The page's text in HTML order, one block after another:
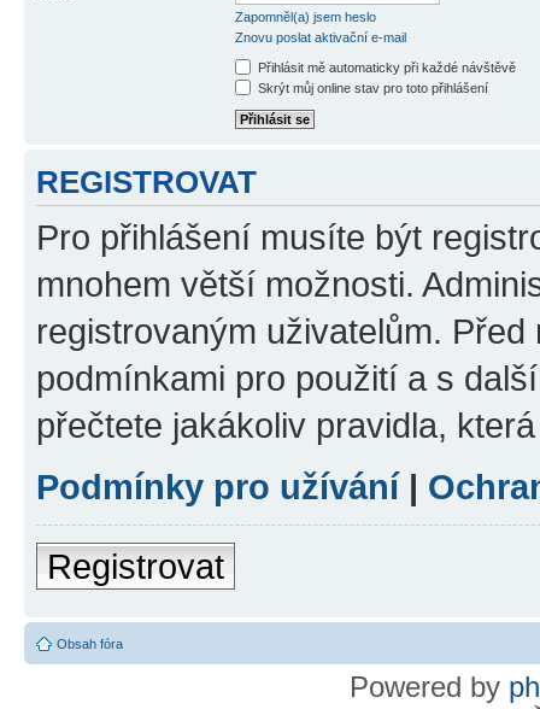
Zapomněl(a) jsem heslo
Znovu poslat aktivační e-mail
Přihlásit mě automaticky při každé návštěvě
Skrýt můj online stav pro toto přihlášení
REGISTROVAT
Pro přihlášení musíte být
mnohem větší možnosti.
registrovaným uživatelům.
podmínkami pro použití a s
přečtete jakákoliv pravidla,
Podmínky pro užívání|
Registrovat
Obsah fóra
Powered by